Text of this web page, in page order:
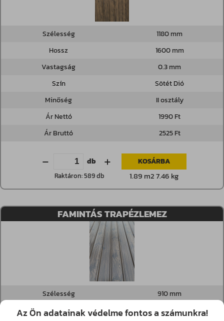
Szélesség
1180 mm
Hossz
1600 mm
Vastagság
0.3 mm
Szín
Sötét Dió
Minőség
II osztály
Ár Nettó
1990 Ft
Ár Bruttó
2525 Ft
db KOSÁRBA
Raktáron: 589 db 1.89 m2 7.46 kg
FAMINTÁS TRAPÉZLEMEZ
Szélesség
910 mm
Hossz
2000 mm
Az Ön adatainak védelme fontos a számunkra!